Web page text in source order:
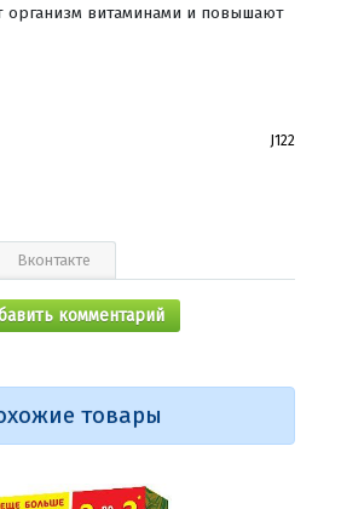
организм витаминами и повышают
J122
Вконтакте
комментарий
товары